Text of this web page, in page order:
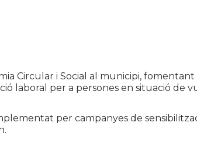
Circular i Social al municipi,
laboral per a persones en situació de
per campanyes de